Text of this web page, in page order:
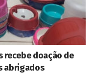
recebe doação de
abrigados